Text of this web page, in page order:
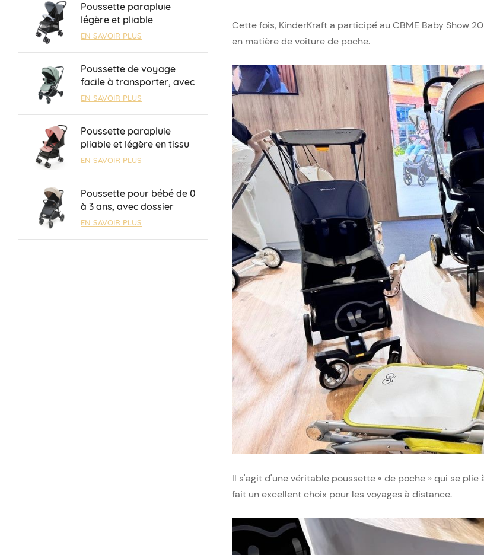
Poussette parapluie
légère et pliable
OEM/ODM avec frein à
EN SAVOIR PLUS
Poussette de voyage
facile à transporter, avec
barre de sécurité et
OEM/ODM, vente en gros
EN SAVOIR PLUS
Poussette parapluie
pliable et légère en tissu
Oxford 300D avec frein à
EN SAVOIR PLUS
Poussette pour bébé de 0
à 3 ans, avec dossier
réglable mécaniquement
EN SAVOIR PLUS
Cette fois, KinderKraft a participé au CBME Baby Show
en matière de voiture de poche.
Il s'agit d'une véritable poussette « de poche » qui se
fait un excellent choix pour les voyages à distance.